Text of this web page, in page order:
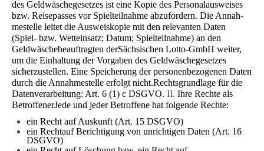
des Geld­wäschegesetzes ist eine Kopie des Personalausweises
bzw. Reisepasses vor Spielteilnahme abzufordern. Die Annah­
mestelle leitet die Ausweiskopie mit den relevanten Daten
(Spiel- bzw. Wetteinsatz; Datum; Spielteilnahme) an den
Geldwäschebeauftragten derSächsischen Lotto-GmbH weiter,
um die Einhaltung der Vorgaben des Geldwäschegesetzes
sicherzustellen. Eine Speicherung der personenbezogenen Daten
durch die Annahmestelle erfolgt nicht.Rechtsgrundlage für die
Datenverarbeitung: Art. 6 (1) c DSGVO. II. Ihre Rechte als
BetroffenerJede und jeder Betroffene hat folgende Rechte:
ein Recht auf Auskunft (Art. 15 DSGVO)
ein Rechtauf Berichtigung von unrichtigen Daten (Art. 16
DSGVO)